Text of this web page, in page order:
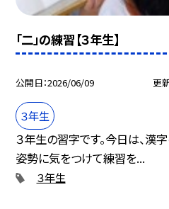
「二」の練習【３年生】
公開日 2026/06/09 更
３年生
３年生の習字です。今日は、漢字
姿勢に気をつけて練習を...
３年生